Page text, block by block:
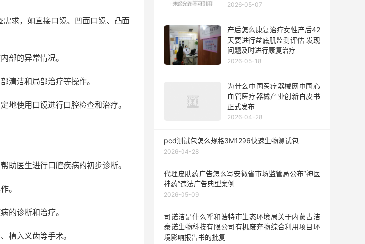
求，如直接口镜、凹面口镜、凸面
部的异常情况。
清洁和局部治疗等操作。
地使用口镜进行口腔检查和治疗。
助医生进行口腔疾病的初步诊断。
。
的诊断和治疗。
植入义齿等手术。
2026-05-07
产后怎么康复治疗女性产后42
天要进行盆底肌监测评估 发现
问题及时进行康复治疗
2026-05-18
为什么中国医疗器械网中国心
血管医疗器械产业创新白皮书
正式发布
2026-04-28
pcd测试包怎么规格3M1296快速生物测试包
2026-04-28
代理皮肤药广告怎么写安徽省市场监管局公布“神医
神药”违法广告典型案例
2026-05-09
司诺洁是什么呼和浩特市生态环境局关于内蒙古洁
泰诺生物科技有限公司有机废弃物综合利用项目环
境影响报告书的批复